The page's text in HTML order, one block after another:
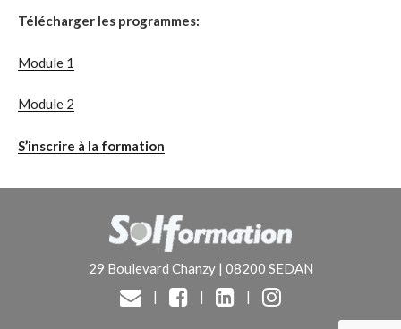
Télécharger les programmes:
Module 1
Module 2
S’inscrire à la formation
29 Boulevard Chanzy | 08200 SEDAN
|
| |